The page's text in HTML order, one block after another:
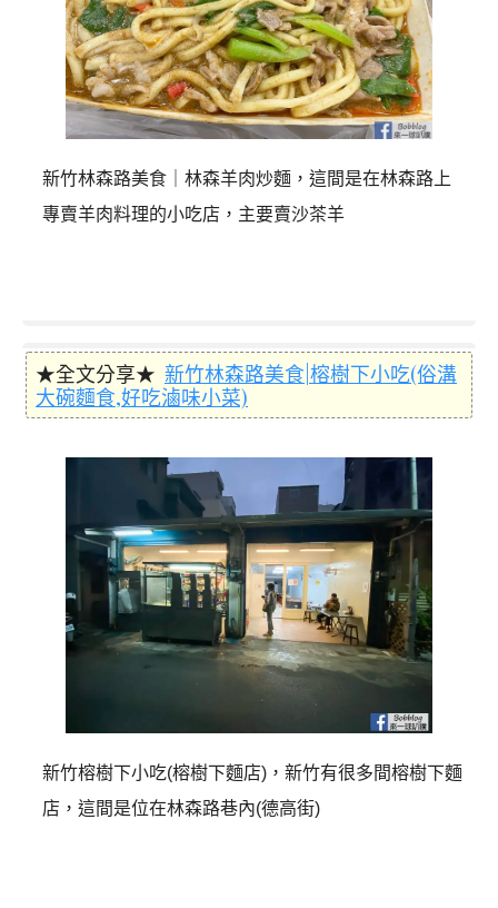
新竹林森路美食｜林森羊肉炒麵，這間是在林森路上
專賣羊肉料理的小吃店，主要賣沙茶羊
★全文分享★ 新竹林森路美食|榕樹下小吃(俗溝
大碗麵食,好吃滷味小菜)
新竹榕樹下小吃(榕樹下麵店)，新竹有很多間榕樹下麵
店，這間是位在林森路巷內(德高街)